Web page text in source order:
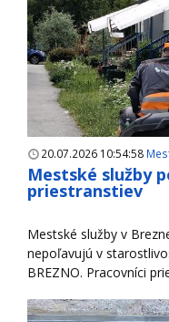
20.07.2026 10:54:58
Mestské služby
priestranstiev
Mestské služby v
nepoľavujú v
BREZNO. Pracovníci